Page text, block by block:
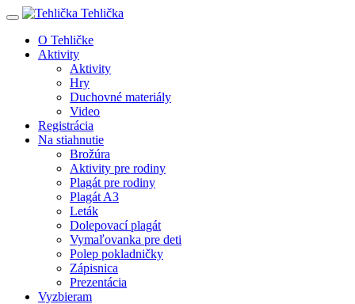
Tehlička
O Tehličke
Aktivity
Aktivity
Hry
Duchovné materiály
Video
Registrácia
Na stiahnutie
Brožúra
Aktivity pre rodiny
Plagát pre rodiny
Plagát A3
Leták
Dolepovací plagát
Vymaľovanka pre deti
Polep pokladničky
Zápisnica
Prezentácia
Vyzbieram